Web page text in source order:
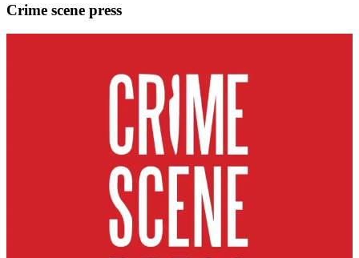
Crime scene press